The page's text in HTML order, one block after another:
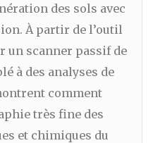
des sols avec
À partir de l’outil
un scanner passif de
à des analyses de
comment
très fine des
et chimiques du